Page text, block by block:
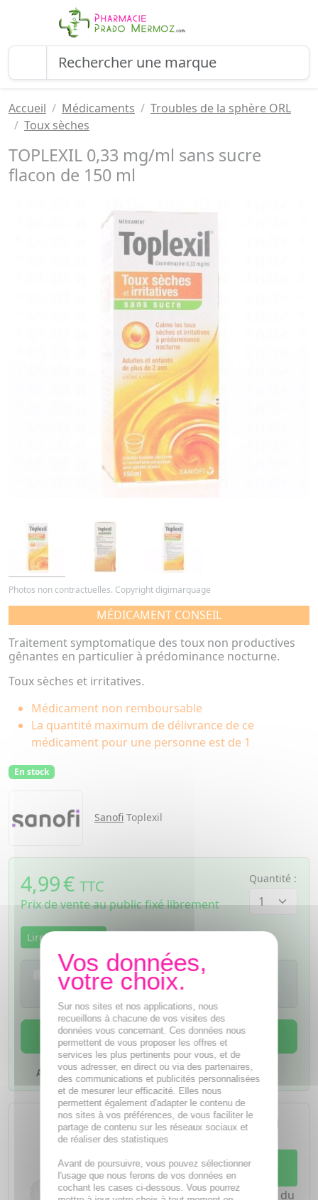
Accueil Médicaments
Troubles de la sphère ORL
Toux sèches
TOPLEXIL 0,33 mg/ml sans sucre
flacon de 150 ml
Photos non contractuelles. Copyright digimarquage
MÉDICAMENT CONSEIL
Traitement symptomatique des toux non productives
gênantes en particulier à prédominance nocturne.
Toux sèches et irritatives.
Médicament non remboursable
La quantité maximum de délivrance de ce
médicament pour une personne est de 1
En stock
Sanofi Toplexil
4,99€ TTC
Prix de vente au public fixé librement
Quantité :
Lire la notice
Je confirme avoir lu la notice de ce
médicament
AJOUTER AU PANIER
Ajouter à mes favoris
L'achat d'un médicament sans
ordonnance nécessite le conseil
d'unpharmacien
Demandez conseil à votre
pharmacien
Notre équipe est à votre écoute du
Sur nos sites et nos applications, nous
recueillons à chacune de vos visites des
données vous concernant. Ces données nous
permettent de vous proposer les offres et
services les plus pertinents pour vous, et de
vous adresser, en direct ou via des partenaires,
des communications et publicités personnalisées
et de mesurer leur efficacité. Elles nous
permettent également d'adapter le contenu de
nos sites à vos préférences, de vous faciliter le
partage de contenu sur les réseaux sociaux et
de réaliser des statistiques
Avant de poursuivre, vous pouvez sélectionner
l'usage que nous ferons de vos données en
cochant les cases ci-dessous. Vous pourrez